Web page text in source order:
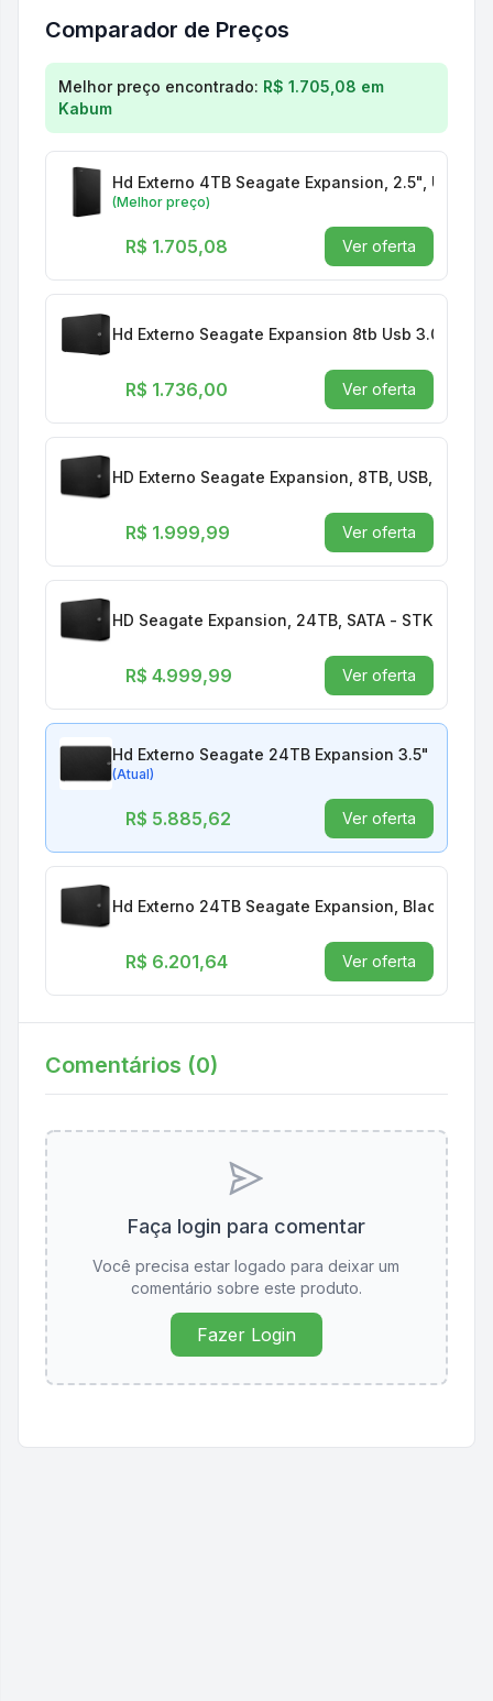
Comparador de Preços
Comparação de preços para Hd Externo Seagate
Melhor preço encontrado: R$ 1.705,08 em
Kabum
Hd Externo 4TB Seagate Expansion, 2.5", Usb
(Melhor preço)
R$ 1.705,08 Ver oferta
Hd Externo Seagate Expansion 8tb Usb 3.0
R$ 1.736,00 Ver oferta
HD Externo Seagate Expansion, 8TB, USB, Preto
R$ 1.999,99 Ver oferta
HD Seagate Expansion, 24TB, SATA -
R$ 4.999,99 Ver oferta
Hd Externo Seagate 24TB Expansion 3.5"
(Atual)
R$ 5.885,62 Ver oferta
Hd Externo 24TB Seagate Expansion, Black -
R$ 6.201,64 Ver oferta
Comentários (0)
Faça login para comentar
Você precisa estar logado para deixar um
comentário sobre este produto.
Fazer Login